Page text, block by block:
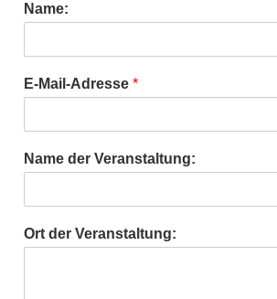
Name:
E-Mail-Adresse *
Name der Veranstaltung:
Ort der Veranstaltung: